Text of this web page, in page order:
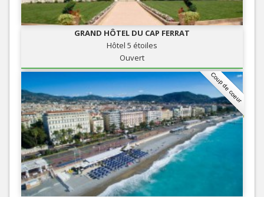
GRAND HÔTEL DU CAP FERRAT
Hôtel 5 étoiles
Ouvert
Coup de coeur